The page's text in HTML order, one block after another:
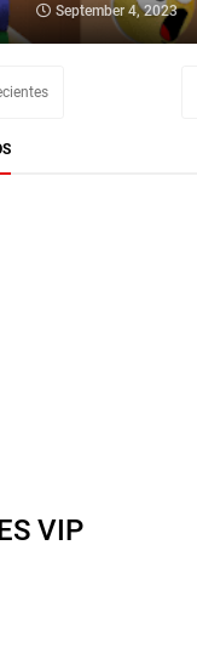
September 4, 2023
VIP